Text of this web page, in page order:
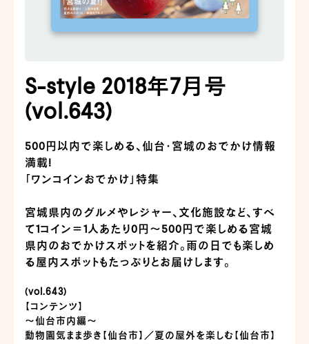
S-style 2018年7月号
(vol.643)
500円以内で楽しめる、仙台・宮城のおでかけ情報
満載!
「ワンコインおでかけ」特集
宮城県内のグルメやレジャー、文化施設など、すべ
て1コイン＝1人あたり0円～500円で楽しめる宮城
県内のおでかけスポットを紹介。雨の日でも楽しめ
る屋内スポットもたっぷりとお届けします。
(vol.643)
【コンテンツ】
～仙台市内編～
動物園気まま歩き【仙台市】／夏の屋外を楽しむ【仙台市】